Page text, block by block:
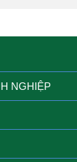
NGHIỆP